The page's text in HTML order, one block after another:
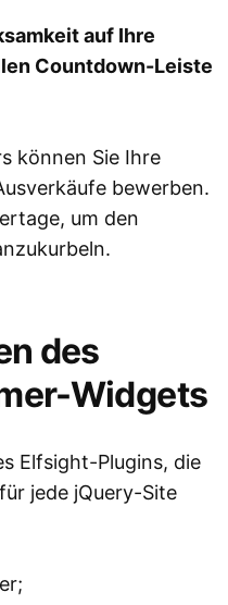
auf Ihre
Countdown-Leiste
können Sie Ihre
bewerben.
um den
des
Widgets
Elfsight-Plugins, die
jede jQuery-Site